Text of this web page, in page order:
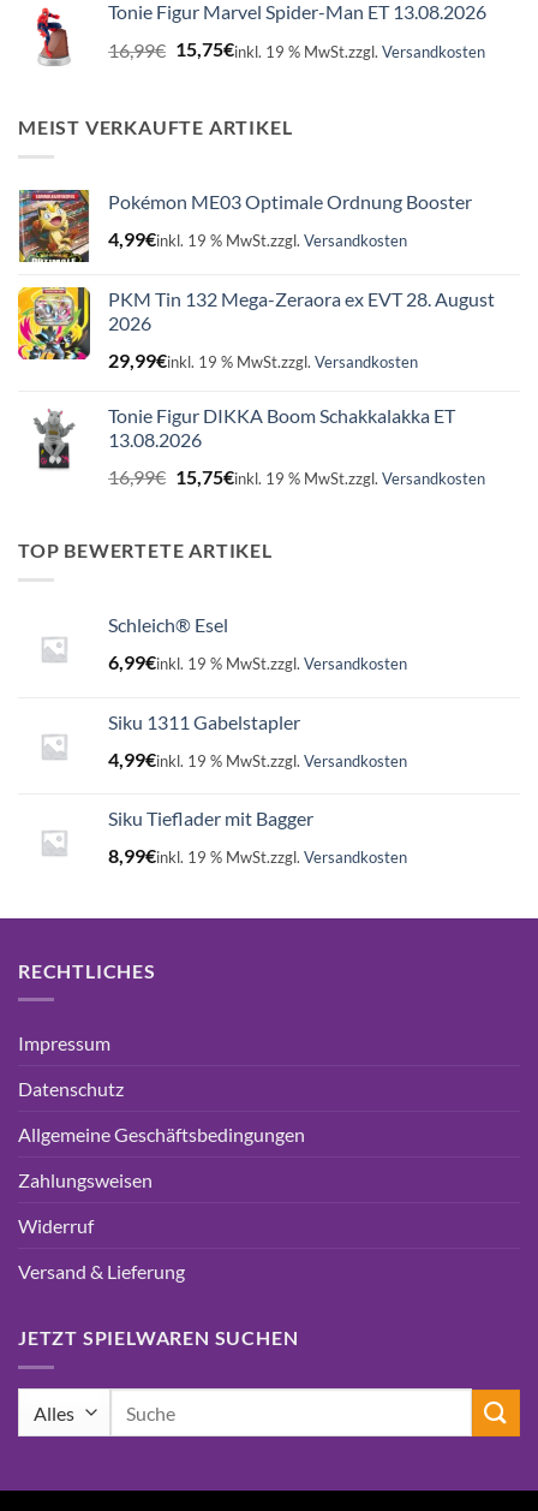
16,99€15,75€.
Tonie Figur Marvel Spider-Man ET 13.08.2026
16,99€ Ursprünglicher
16,99€
15,75€Aktueller
15,75€.
inkl. 19 % MwSt.zzgl. Versandkosten
MEIST VERKAUFTE ARTIKEL
Pokémon ME03 Optimale Ordnung Booster
4,99€inkl. 19 % MwSt.zzgl. Versandkosten
PKM Tin 132 Mega-Zeraora ex EVT 28. August
2026
29,99€inkl. 19 % MwSt.zzgl. Versandkosten
Tonie Figur DIKKA Boom Schakkalakka ET
13.08.2026
16,99€ Ursprünglicher
Preis
16,99€
15,75€Aktueller
15,75€.
inkl. 19 % MwSt.zzgl. Versandkosten
TOP BEWERTETE ARTIKEL
Schleich® Esel
6,99€inkl. 19 % MwSt.zzgl. Versandkosten
Siku 1311 Gabelstapler
4,99€inkl. 19 % MwSt.zzgl. Versandkosten
Siku Tieflader mit Bagger
8,99€inkl. 19 % MwSt.zzgl. Versandkosten
RECHTLICHES
Impressum
Datenschutz
Allgemeine Geschäftsbedingungen
Zahlungsweisen
Widerruf
Versand & Lieferung
JETZT SPIELWAREN SUCHEN